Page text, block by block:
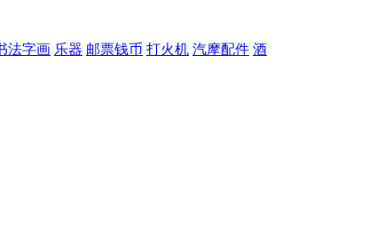
法字画 乐器 邮票钱币 打火机 汽摩配件 酒